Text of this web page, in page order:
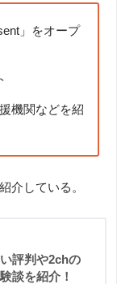
」をオープ
機関などを紹
介している。
評判や2chの
談を紹介！